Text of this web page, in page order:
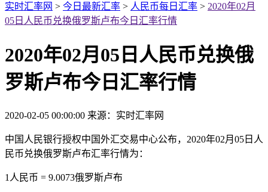
实时汇率网 > 今日最新汇率 > 人民币每日汇率 > 2020年02月
05日人民币兑换俄罗斯卢布今日汇率行情
2020年02月05日人民币兑换俄
罗斯卢布今日汇率行情
2020-02-05 00:00:00 来源：实时汇率网
中国人民银行授权中国外汇交易中心公布，2020年02月05日人
民币兑换俄罗斯卢布汇率行情为：
1人民币 = 9.0073俄罗斯卢布